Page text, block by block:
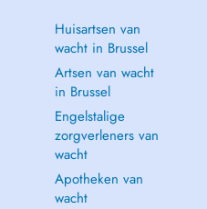
Huisartsen van
wacht in Brussel
Artsen van wacht
in Brussel
Engelstalige
zorgverleners van
wacht
Apotheken van
wacht